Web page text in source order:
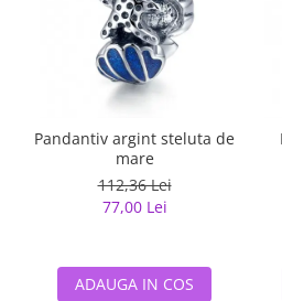
Pandantiv argint steluta de
mare
112,36 Lei
77,00 Lei
ADAUGA IN COS